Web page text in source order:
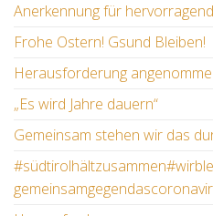
Anerkennung für
Frohe Ostern! Gsund Bleiben!
Herausforderung
„Es wird Jahre dauern“
Gemeinsam stehen wir das